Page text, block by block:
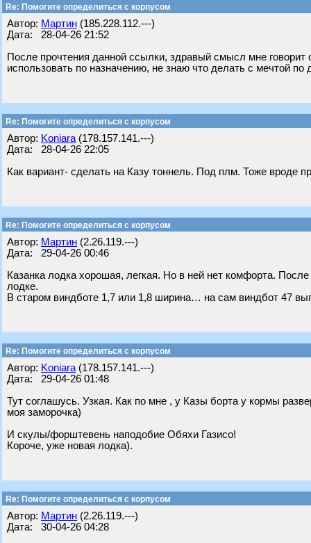
Re: Помогите определиться с корпусом
Автор: Мартин (185.228.112.---)
Дата: 28-04-26 21:52
После прочтения данной ссылки, здравый смысл мне
использовать по назначению, не знаю что делать с мечтой
Re: Помогите определиться с корпусом
Автор: Koniara (178.157.141.---)
Дата: 28-04-26 22:05
Как вариант- сделать на Казу тоннель. Под плм. Тоже вроде
Re: Помогите определиться с корпусом
Автор: Мартин (2.26.119.---)
Дата: 29-04-26 00:46
Казанка лодка хорошая, легкая. Но в ней нет комфорта.
лодке.
В старом виндботе 1,7 или 1,8 ширина… на сам виндбот 47
Re: Помогите определиться с корпусом
Автор: Koniara (178.157.141.---)
Дата: 29-04-26 01:48
Тут соглашусь. Узкая. Как по мне , у Казы борта у кормы
моя заморочка)
И скулы/форштевень наподобие Обяхи Газисо!
Короче, уже новая лодка).
Re: Помогите определиться с корпусом
Автор: Мартин (2.26.119.---)
Дата: 30-04-26 04:28